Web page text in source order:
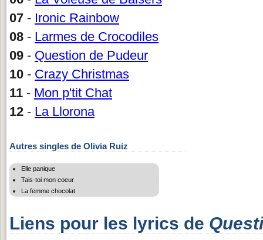
07 - Ironic Rainbow
08 - Larmes de Crocodiles
09 - Question de Pudeur
10 - Crazy Christmas
11 - Mon p'tit Chat
12 - La Llorona
Autres singles de Olivia Ruiz
Elle panique
Tais-toi mon coeur
La femme chocolat
Liens pour les lyrics de